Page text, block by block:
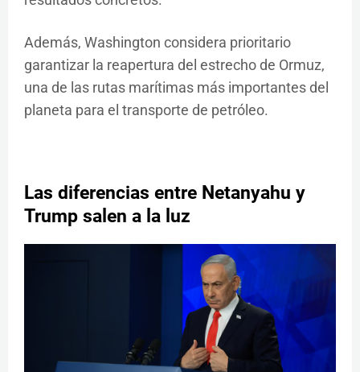
Además, Washington considera prioritario
garantizar la reapertura del estrecho de Ormuz,
una de las rutas marítimas más importantes del
planeta para el transporte de petróleo.
Las diferencias entre Netanyahu y
Trump salen a la luz